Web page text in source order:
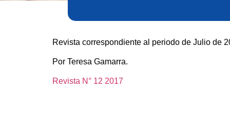
Revista correspondiente al periodo de Julio de
Por Teresa Gamarra.
Revista N° 12 2017